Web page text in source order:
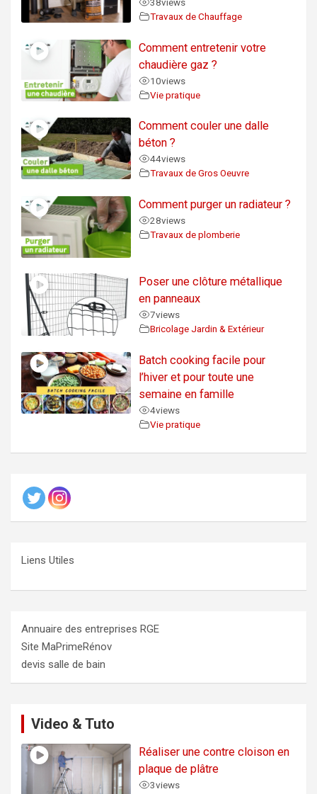
Travaux de Chauffage
Comment entretenir votre
chaudière gaz ?
10views
Vie pratique
Comment couler une dalle
béton ?
44views
Travaux de Gros Oeuvre
Comment purger un radiateur ?
28views
Travaux de plomberie
Poser une clôture métallique
en panneaux
7views
Bricolage Jardin & Extérieur
Batch cooking facile pour
l’hiver et pour toute une
semaine en famille
4views
Vie pratique
Liens Utiles
Annuaire des entreprises RGE
Site MaPrimeRénov
devis salle de bain
Video & Tuto
Réaliser une contre cloison en
plaque de plâtre
3views